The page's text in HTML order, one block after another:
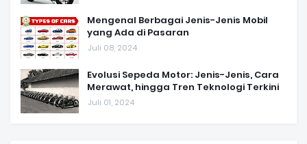
Mengenal Berbagai Jenis-Jenis Mobil
yang Ada di Pasaran
Juli 08, 2024
Evolusi Sepeda Motor: Jenis-Jenis, Cara
Merawat, hingga Tren Teknologi Terkini
Juli 01, 2024